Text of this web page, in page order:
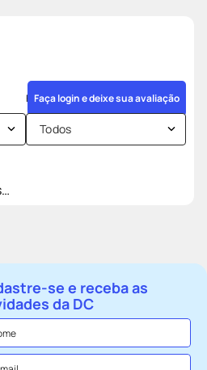
Faça login e deixe sua avaliação
Todos
se e receba as
da DC